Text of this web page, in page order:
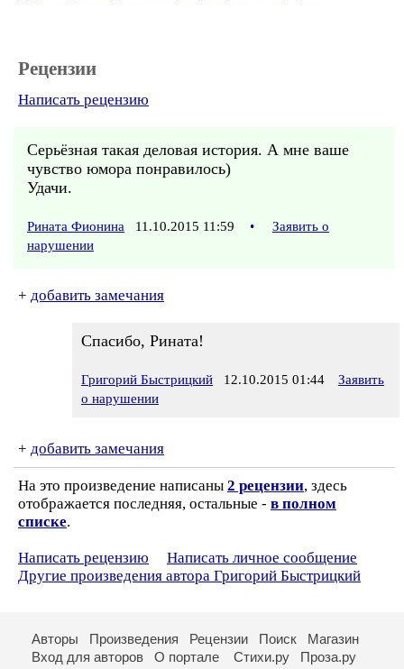
Рецензии
Написать рецензию
Серьёзная такая деловая история. А мне ваше
чувство юмора понравилось)
Удачи.
Рината Фионина 11.10.2015 11:59 •
Заявить о
нарушении
+ добавить замечания
Спасибо, Рината!
Григорий Быстрицкий 12.10.2015 01:44
Заявить
о нарушении
+ добавить замечания
На это произведение написаны 2 рецензии, здесь
отображается последняя, остальные - в полном
списке.
Написать рецензию
Написать личное сообщение
Другие произведения автора Григорий Быстрицкий
Авторы Произведения Рецензии Поиск
Магазин
Вход для авторов
О портале Стихи.ру Проза.ру